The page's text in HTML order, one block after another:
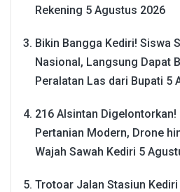
Rekening 5 Agustus 2026
Bikin Bangga Kediri! Siswa
Nasional, Langsung Dapat
Peralatan Las dari Bupati 5
216 Alsintan Digelontorkan!
Pertanian Modern, Drone
Wajah Sawah Kediri 5
Trotoar Jalan Stasiun